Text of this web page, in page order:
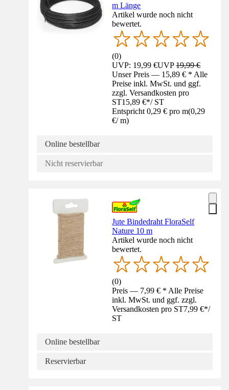
m Länge
Artikel wurde noch nicht
bewertet.
(0)
UVP: 19,99 €UVP19,99 €
Unser Preis — 15,89 € * Alle
Preise inkl. MwSt. und ggf.
zzgl. Versandkosten pro
ST15,89 €*/ ST
Entspricht 0,29 € pro m(0,29
€/ m)
Online bestellbar
Nicht reservierbar
Jute Bindedraht FloraSelf
Nature 10 m
Artikel wurde noch nicht
bewertet.
(0)
Preis — 7,99 € * Alle Preise
inkl. MwSt. und ggf. zzgl.
Versandkosten pro ST7,99 €*/
ST
Online bestellbar
Reservierbar